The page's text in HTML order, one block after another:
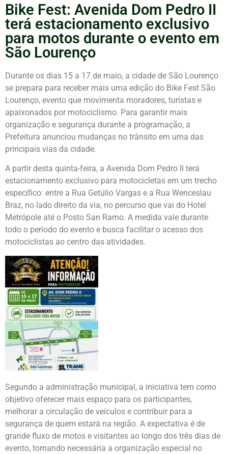
Bike Fest: Avenida Dom Pedro II
terá estacionamento exclusivo
para motos durante o evento em
São Lourenço
Durante os dias 15 a 17 de maio, a cidade de São Lourenço
se prepara para receber mais uma edição do Bike Fest São
Lourenço, evento que movimenta moradores, turistas e
apaixonados por motociclismo. Para garantir mais
organização e segurança durante a programação, a
Prefeitura anunciou mudanças no trânsito em uma das
principais vias da cidade.
A partir desta quinta-feira, a Avenida Dom Pedro II terá
estacionamento exclusivo para motocicletas em um trecho
específico: entre a Rua Getúlio Vargas e a Rua Wenceslau
Braz, no lado direito da via, no percurso que vai do Hotel
Metrópole até o Posto San Ramo. A medida vale durante
todo o período do evento e busca facilitar o acesso dos
motociclistas ao centro das atividades.
Segundo a administração municipal, a iniciativa tem como
objetivo oferecer mais espaço para os participantes,
melhorar a circulação de veículos e contribuir para a
segurança de quem estará na região. A expectativa é de
grande fluxo de motos e visitantes ao longo dos três dias de
evento, tornando necessária a organização especial no